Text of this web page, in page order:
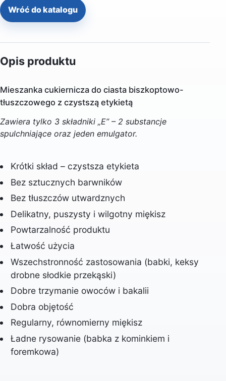
Wróć do katalogu
Opis produktu
Mieszanka cukiernicza do ciasta biszkoptowo-
tłuszczowego z czystszą etykietą
Zawiera tylko 3 składniki „E” – 2 substancje
spulchniające oraz jeden emulgator.
Krótki skład – czystsza etykieta
Bez sztucznych barwników
Bez tłuszczów utwardznych
Delikatny, puszysty i wilgotny miękisz
Powtarzalność produktu
Łatwość użycia
Wszechstronność zastosowania (babki, keksy
drobne słodkie przekąski)
Dobre trzymanie owoców i bakalii
Dobra objętość
Regularny, równomierny miękisz
Ładne rysowanie (babka z kominkiem i
foremkowa)